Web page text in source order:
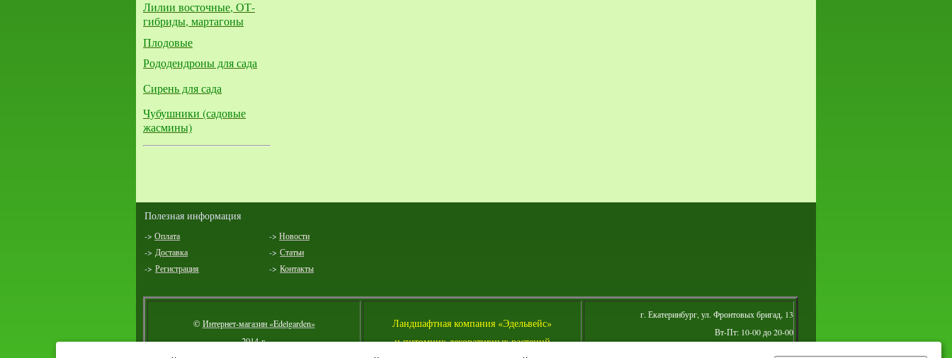
Лилии восточные, ОТ-
гибриды, мартагоны
Плодовые
Рододендроны для сада
Сирень для сада
Чубушники (садовые
жасмины)
Полезная информация
-> Оплата -> Новости
-> Доставка -> Статьи
-> Регистрация -> Контакты
©Интернет-магазин «Edelgarden»
2014 г.
Ландшафтная компания «Эдельвейс»
и питомник декоративных растений
г. Екатеринбург, ул. Фронтовых бригад, 13
Вт-Пт: 10-00 до 20-00